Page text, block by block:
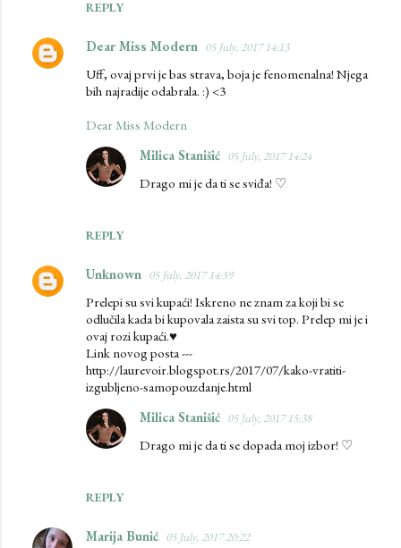
REPLY
Dear Miss Modern 05 July, 2017 14:13
Uff, ovaj prvi je bas strava, boja je fenomenalna! Njega
bih najradije odabrala. :) <3
Dear Miss Modern
REPLY
Milica Stanišić 05 July, 2017 14:24
Drago mi je da ti se sviđa! ♡
Unknown 05 July, 2017 14:59
Prelepi su svi kupaći! Iskreno ne znam za koji bi se
odlučila kada bi kupovala zaista su svi top. Prelep mi je i
ovaj rozi kupaći.♥
Link novog posta ---
http://laurevoir.blogspot.rs/2017/07/kako-vratiti-
izgubljeno-samopouzdanje.html
REPLY
Milica Stanišić 05 July, 2017 15:38
Drago mi je da ti se dopada moj izbor! ♡
Marija Bunić 05 July, 2017 20:22